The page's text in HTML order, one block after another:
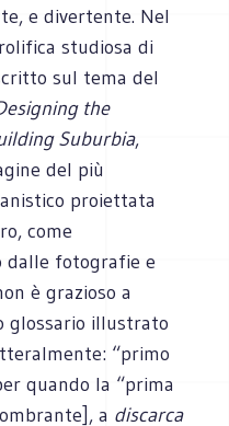
e divertente. Nel
studiosa di
sul tema del
the
Suburbia,
del più
proiettata
come
fotografie e
è grazioso a
glossario illustrato
“primo
quando la “prima
a discarca